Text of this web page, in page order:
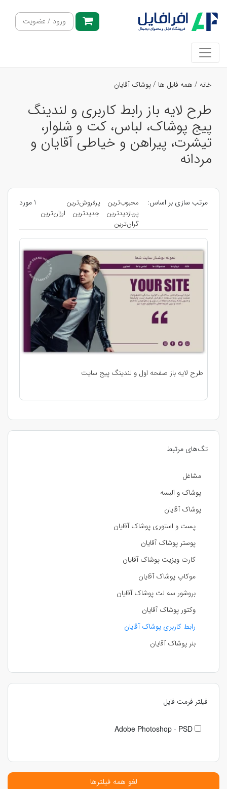
ورود / عضویت
خانه / همه فایل ها /پوشاک آقایان
طرح لایه باز رابط کاربری و لندینگ
پیج پوشاک، لباس، کت و شلوار،
تیشرت، پیراهن و خیاطی آقایان و
مردانه
تگ‌های مرتبط
مشاغل
پوشاک و البسه
پوشاک آقایان
پست و استوری پوشاک آقایان
پوستر پوشاک آقایان
کارت ویزیت پوشاک آقایان
موکاپ پوشاک آقایان
بروشور سه لت پوشاک آقایان
وکتور پوشاک آقایان
رابط کاربری پوشاک آقایان
بنر پوشاک آقایان
فیلتر فرمت فایل
Adobe Photoshop - PSD
لغو همه فیلترها
مرتب سازی بر اساس: محبوب‌ترین
پرفروش‌ترین
پربازدیدترین
جدیدترین
ارزان‌ترین
گران‌ترین
1 مورد
طرح لایه باز صفحه اول و لندینگ پیج سایت